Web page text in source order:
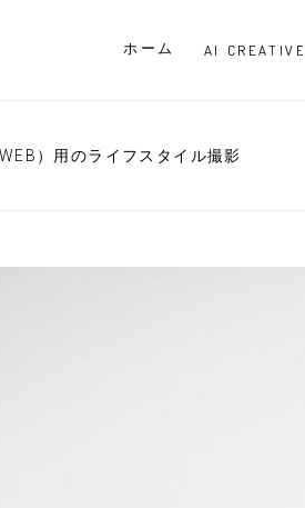
ホーム AI CREATIVE
）用のライフスタイル撮影